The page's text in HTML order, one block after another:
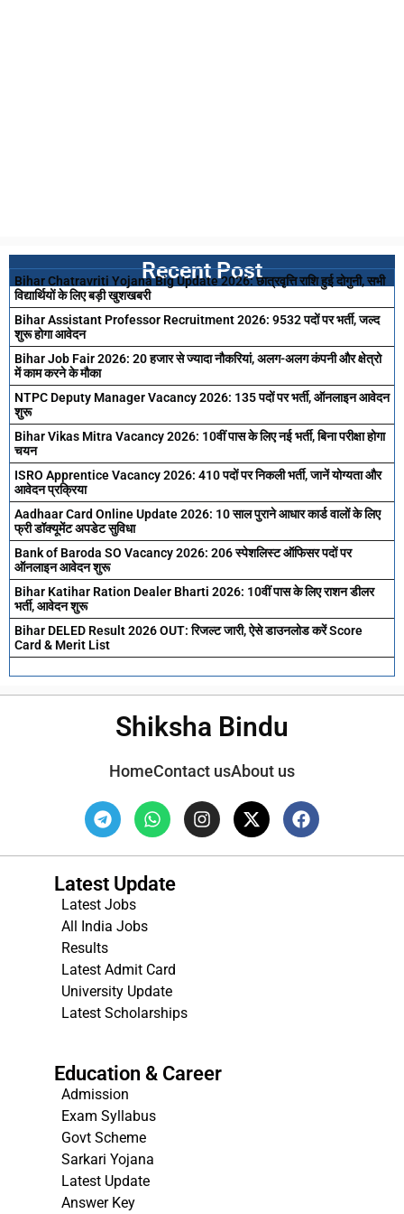
Recent Post
Bihar Chatravriti Yojana Big Update 2026: छात्रवृत्ति राशि हुई दोगुनी, सभी
विद्यार्थियों के लिए बड़ी खुशखबरी
Bihar Assistant Professor Recruitment 2026: 9532 पदों पर भर्ती, जल्द
शुरू होगा आवेदन
Bihar Job Fair 2026: 20 हजार से ज्यादा नौकरियां, अलग-अलग कंपनी और क्षेत्रो
में काम करने के मौका
NTPC Deputy Manager Vacancy 2026: 135 पदों पर भर्ती, ऑनलाइन आवेदन
शुरू
Bihar Vikas Mitra Vacancy 2026: 10वीं पास के लिए नई भर्ती, बिना परीक्षा होगा
चयन
ISRO Apprentice Vacancy 2026: 410 पदों पर निकली भर्ती, जानें योग्यता और
आवेदन प्रक्रिया
Aadhaar Card Online Update 2026: 10 साल पुराने आधार कार्ड वालों के लिए
फ्री डॉक्यूमेंट अपडेट सुविधा
Bank of Baroda SO Vacancy 2026: 206 स्पेशलिस्ट ऑफिसर पदों पर
ऑनलाइन आवेदन शुरू
Bihar Katihar Ration Dealer Bharti 2026: 10वीं पास के लिए राशन डीलर
भर्ती, आवेदन शुरू
Bihar DELED Result 2026 OUT: रिजल्ट जारी, ऐसे डाउनलोड करें Score
Card & Merit List
Shiksha Bindu
HomeContact usAbout us
Latest Update
Latest Jobs
All India Jobs
Results
Latest Admit Card
University Update
Latest Scholarships
Education & Career
Admission
Exam Syllabus
Govt Scheme
Sarkari Yojana
Latest Update
Answer Key